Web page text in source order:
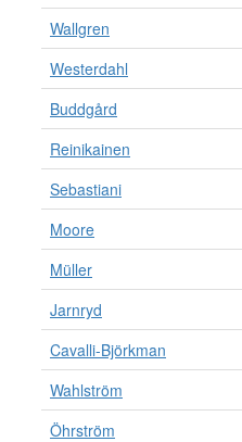
Wallgren
Westerdahl
Buddgård
Reinikainen
Sebastiani
Moore
Müller
Jarnryd
Cavalli-Björkman
Wahlström
Öhrström